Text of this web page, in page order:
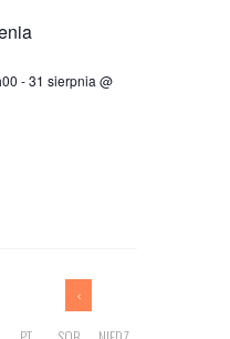
-31 sierpnia @